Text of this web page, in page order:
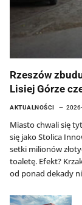
Rzeszów
Lisiej Górze
AKTUALNOŚCI
Miasto chwali się
się jako Stolica
setki milionów
toaletę. Efekt?
od ponad dekady